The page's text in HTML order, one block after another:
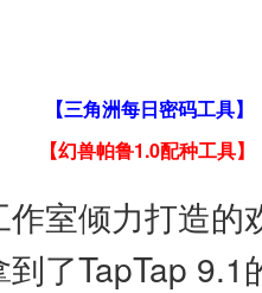
【三角洲每日密码工具】
【幻兽帕鲁1.0配种工具】
作室倾力打造
了TapTap